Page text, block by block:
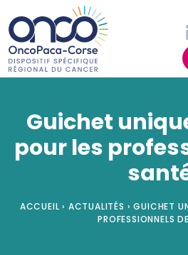
Guichet
pour les
ACCUEIL › ACTUALITÉS › GUICHET
PROFESSIONNELS
Panneau de gestion des cookies